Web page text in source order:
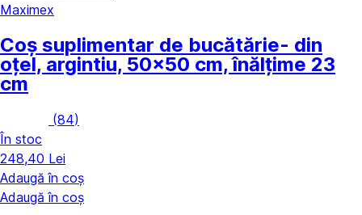
Maximex
Coș suplimentar de bucătărie- din
oțel, argintiu, 50x50 cm, înălțime 23
cm
(84)
În stoc
248,40 Lei
Adaugă în coș
Adaugă în coș